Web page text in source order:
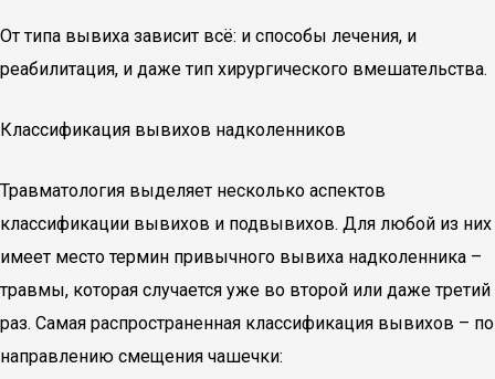
От типа вывиха зависит всё: и способы лечения, и
реабилитация, и даже тип хирургического вмешательства.
Классификация вывихов надколенников
Травматология выделяет несколько аспектов
классификации вывихов и подвывихов. Для любой из них
имеет место термин привычного вывиха надколенника –
травмы, которая случается уже во второй или даже третий
раз. Самая распространенная классификация вывихов – по
направлению смещения чашечки: